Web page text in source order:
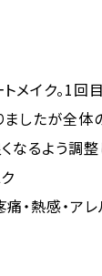
メイク。1回
したが全体
なるよう調整
痛・熱感・ア